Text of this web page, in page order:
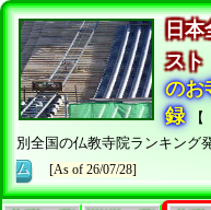
日本
ス
のお
録
別全国の仏教寺院ランキング
ム
[As of 26/07/28]